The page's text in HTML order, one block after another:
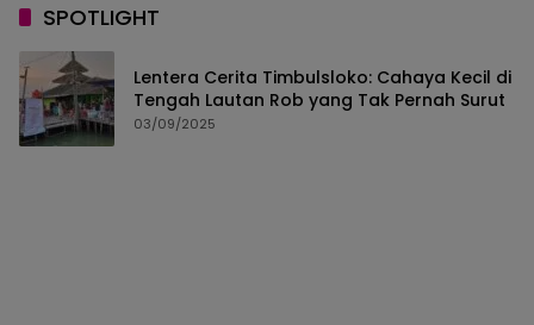
SPOTLIGHT
Lentera Cerita Timbulsloko: Cahaya Kecil di
Tengah Lautan Rob yang Tak Pernah Surut
03/09/2025